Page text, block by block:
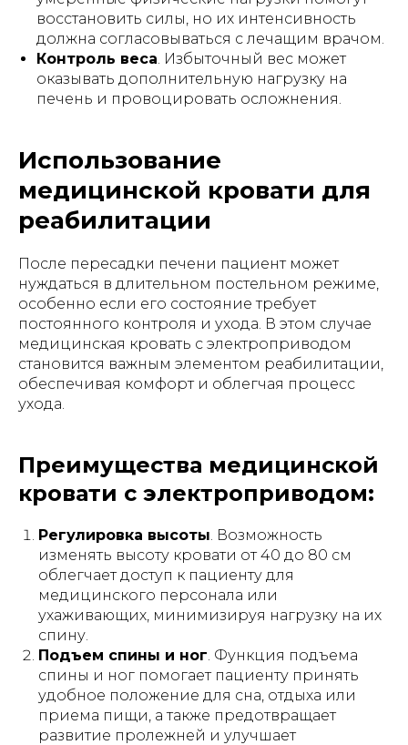
восстановить силы, но их интенсивность
должна согласовываться с лечащим врачом.
Контроль веса. Избыточный вес может
оказывать дополнительную нагрузку на
печень и провоцировать осложнения.
Использование
медицинской кровати для
реабилитации
После пересадки печени пациент может
нуждаться в длительном постельном режиме,
особенно если его состояние требует
постоянного контроля и ухода. В этом случае
медицинская кровать с электроприводом
становится важным элементом реабилитации,
обеспечивая комфорт и облегчая процесс
ухода.
Преимущества медицинской
кровати с электроприводом:
Регулировка высоты. Возможность
изменять высоту кровати от 40 до 80 см
облегчает доступ к пациенту для
медицинского персонала или
ухаживающих, минимизируя нагрузку на их
спину.
Подъем спины и ног. Функция подъема
спины и ног помогает пациенту принять
удобное положение для сна, отдыха или
приема пищи, а также предотвращает
развитие пролежней и улучшает